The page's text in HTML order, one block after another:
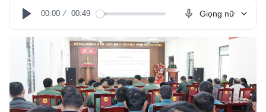
Play
00:00 00:49 Giọng nữ